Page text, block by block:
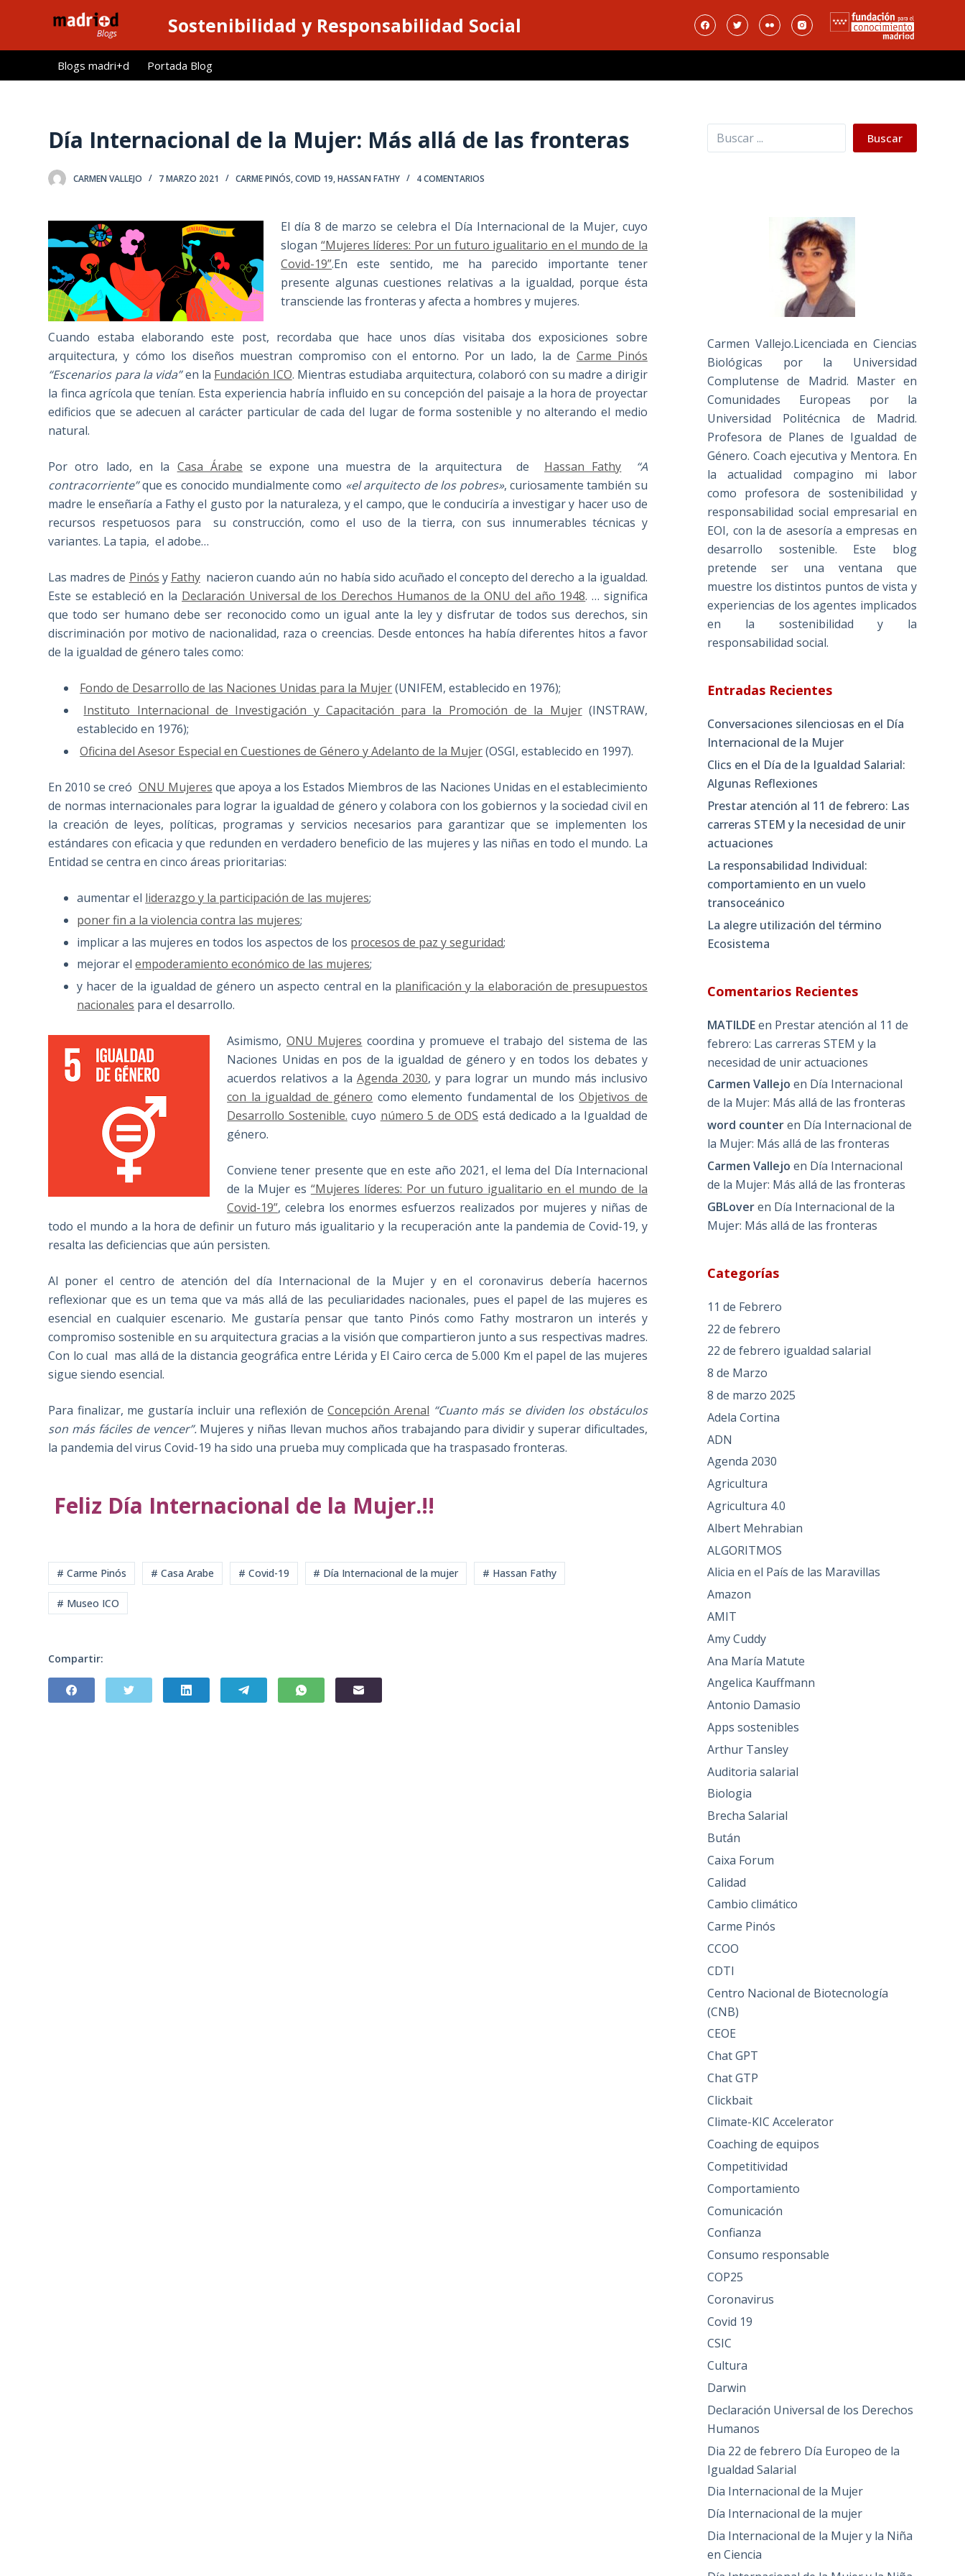
l
Sostenibilidad y Responsabilidad Social
Blogs madri+d Portada Blog
Día Internacional de la Mujer: Más allá de las fronteras
CARMEN VALLEJO 7 MARZO 2021 CARME PINÓS,COVID 19,HASSAN FATHY 4 COMENTARIOS
El día 8 de marzo se celebra el Día Internacional de la Mujer, cuyo
slogan “Mujeres líderes: Por un futuro igualitario en el mundo de la
Covid-19”.En este sentido, me ha parecido importante tener
presente algunas cuestiones relativas a la igualdad, porque ésta
transciende las fronteras y afecta a hombres y mujeres.
Cuando estaba elaborando este post, recordaba que hace unos días visitaba dos exposiciones sobre
arquitectura, y cómo los diseños muestran compromiso con el entorno. Por un lado, la de Carme Pinós
“Escenarios para la vida”en la Fundación ICO. Mientras estudiaba arquitectura, colaboró con su madre a dirigir
la finca agrícola que tenían. Esta experiencia habría influido en su concepción del paisaje a la hora de proyectar
edificios que se adecuen al carácter particular de cada del lugar de forma sostenible y no alterando el medio
natural.
Por otro lado, en la Casa Árabe se expone una muestra de la arquitectura de Hassan Fathy
“A
contracorriente”que es conocido mundialmente como «el arquitecto de los pobres», curiosamente también su
madre le enseñaría a Fathy el gusto por la naturaleza, y el campo, que le conduciría a investigar y hacer uso de
recursos respetuosos para su construcción, como el uso de la tierra, con sus innumerables técnicas y
variantes. La tapia, el adobe…
Las madres de Pinós y Fathynacieron cuando aún no había sido acuñado el concepto del derecho a la igualdad.
Este se estableció en la Declaración Universal de los Derechos Humanos de la ONU del año 1948. … significa
que todo ser humano debe ser reconocido como un igual ante la ley y disfrutar de todos sus derechos, sin
discriminación por motivo de nacionalidad, raza o creencias. Desde entonces ha había diferentes hitos a favor
de la igualdad de género tales como:
Fondo de Desarrollo de las Naciones Unidas para la Mujer(UNIFEM, establecido en 1976);
Instituto Internacional de Investigación y Capacitación para la Promoción de la Mujer(INSTRAW,
establecido en 1976);
Oficina del Asesor Especial en Cuestiones de Género y Adelanto de la Mujer(OSGI, establecido en 1997).
En 2010 se creó ONU Mujeres que apoya a los Estados Miembros de las Naciones Unidas en el establecimiento
de normas internacionales para lograr la igualdad de género y colabora con los gobiernos y la sociedad civil en
la creación de leyes, políticas, programas y servicios necesarios para garantizar que se implementen los
estándares con eficacia y que redunden en verdadero beneficio de las mujeres y las niñas en todo el mundo. La
Entidad se centra en cinco áreas prioritarias:
aumentar el liderazgo y la participación de las mujeres;
poner fin a la violencia contra las mujeres;
implicar a las mujeres en todos los aspectos de los procesos de paz y seguridad;
mejorar elempoderamiento económico de las mujeres;
y hacer de la igualdad de género un aspecto central en la planificación y la elaboración de presupuestos
nacionales para el desarrollo.
Asimismo, ONU Mujeres coordina y promueve el trabajo del sistema de las
Naciones Unidas en pos de la igualdad de género y en todos los debates y
acuerdos relativos a la Agenda 2030, y para lograr un mundo más inclusivo
con la igualdad de género como elemento fundamental de losObjetivos de
Desarrollo Sostenible. cuyo número 5 de ODS está dedicado a la Igualdad de
género.
Conviene tener presente que en este año 2021, el lema del Día Internacional
de la Mujer es “Mujeres líderes: Por un futuro igualitario en el mundo de la
Covid-19”, celebra los enormes esfuerzos realizados por mujeres y niñas de
todo el mundo a la hora de definir un futuro más igualitario y la recuperación ante la pandemia de Covid-19, y
resalta las deficiencias que aún persisten.
Al poner el centro de atención del día Internacional de la Mujer y en el coronavirus debería hacernos
reflexionar que es un tema que va más allá de las peculiaridades nacionales, pues el papel de las mujeres es
esencial en cualquier escenario. Me gustaría pensar que tanto Pinós como Fathy mostraron un interés y
compromiso sostenible en su arquitectura gracias a la visión que compartieron junto a sus respectivas madres.
Con lo cual mas allá de la distancia geográfica entre Lérida y El Cairo cerca de 5.000 Km el papel de las mujeres
sigue siendo esencial.
Para finalizar, me gustaría incluir una reflexión deConcepción Arenal “Cuanto más se dividen los obstáculos
son más fáciles de vencer”.Mujeres y niñas llevan muchos años trabajando para dividir y superar dificultades,
la pandemia del virus Covid-19 ha sido una prueba muy complicada que ha traspasado fronteras.
Feliz Día Internacional de la Mujer.!!
# Carme Pinós # Casa Arabe # Covid-19 # Día Internacional de la mujer # Hassan Fathy
# Museo ICO
Compartir:
Buscar Buscar
Carmen Vallejo.Licenciada en Ciencias
Biológicas por la Universidad
Complutense de Madrid. Master en
Comunidades Europeas por la
Universidad Politécnica de Madrid.
Profesora de Planes de Igualdad de
Género. Coach ejecutiva y Mentora. En
la actualidad compagino mi labor
como profesora de sostenibilidad y
responsabilidad social empresarial en
EOI, con la de asesoría a empresas en
desarrollo sostenible. Este blog
pretende ser una ventana que
muestre los distintos puntos de vista y
experiencias de los agentes implicados
en la sostenibilidad y la
responsabilidad social.
Entradas Recientes
Conversaciones silenciosas en el Día
Internacional de la Mujer
Clics en el Día de la Igualdad Salarial:
Algunas Reflexiones
Prestar atención al 11 de febrero: Las
carreras STEM y la necesidad de unir
actuaciones
La responsabilidad Individual:
comportamiento en un vuelo
transoceánico
La alegre utilización del término
Ecosistema
Comentarios Recientes
MATILDEen Prestar atención al 11 de
febrero: Las carreras STEM y la
necesidad de unir actuaciones
Carmen Vallejo en Día Internacional
de la Mujer: Más allá de las fronteras
word counteren Día Internacional de
la Mujer: Más allá de las fronteras
Carmen Vallejo en Día Internacional
de la Mujer: Más allá de las fronteras
GBLoveren Día Internacional de la
Mujer: Más allá de las fronteras
Categorías
11 de Febrero
22 de febrero
22 de febrero igualdad salarial
8 de Marzo
8 de marzo 2025
Adela Cortina
ADN
Agenda 2030
Agricultura
Agricultura 4.0
Albert Mehrabian
ALGORITMOS
Alicia en el País de las Maravillas
Amazon
AMIT
Amy Cuddy
Ana María Matute
Angelica Kauffmann
Antonio Damasio
Apps sostenibles
Arthur Tansley
Auditoria salarial
Biologia
Brecha Salarial
Bután
Caixa Forum
Calidad
Cambio climático
Carme Pinós
CCOO
CDTI
Centro Nacional de Biotecnología
(CNB)
CEOE
Chat GPT
Chat GTP
Clickbait
Climate-KIC Accelerator
Coaching de equipos
Competitividad
Comportamiento
Comunicación
Confianza
Consumo responsable
COP25
Coronavirus
Covid 19
CSIC
Cultura
Darwin
Declaración Universal de los Derechos
Humanos
Dia 22 de febrero Día Europeo de la
Igualdad Salarial
Dia Internacional de la Mujer
Día Internacional de la mujer
Dia Internacional de la Mujer y la Niña
en Ciencia